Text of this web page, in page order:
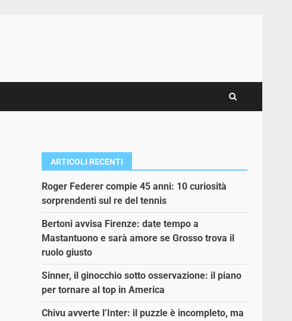
ARTICOLI RECENTI
Roger Federer compie 45 anni: 10 curiosità
sorprendenti sul re del tennis
Bertoni avvisa Firenze: date tempo a
Mastantuono e sarà amore se Grosso trova il
ruolo giusto
Sinner, il ginocchio sotto osservazione: il piano
per tornare al top in America
Chivu avverte l’Inter: il puzzle è incompleto, ma